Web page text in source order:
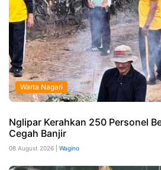
Warta Nagari
Nglipar Kerahkan 250 Personel
Cegah Banjir
08 August 2026 | Wagino